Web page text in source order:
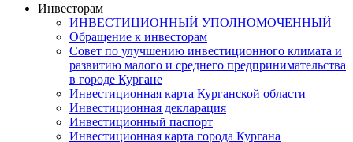
Инвесторам
ИНВЕСТИЦИОННЫЙ УПОЛНОМОЧЕННЫЙ
Обращение к инвесторам
Совет по улучшению инвестиционного климата и
развитию малого и среднего предпринимательства
в городе Кургане
Инвестиционная карта Курганской области
Инвестиционная декларация
Инвестиционный паспорт
Инвестиционная карта города Кургана